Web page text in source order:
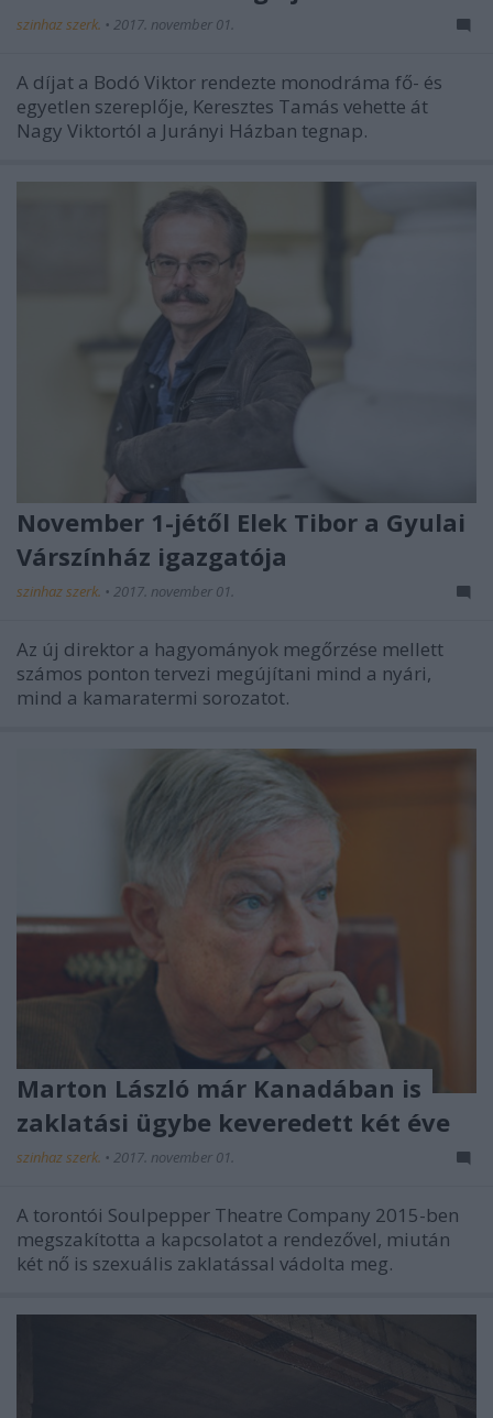
szinhaz szerk. • 2017. november 01.
A díjat a Bodó Viktor rendezte monodráma fő- és
egyetlen szereplője, Keresztes Tamás vehette át
Nagy Viktortól a Jurányi Házban tegnap.
November 1-jétől Elek Tibor a Gyulai
Várszínház igazgatója
szinhaz szerk. • 2017. november 01.
Az új direktor a hagyományok megőrzése mellett
számos ponton tervezi megújítani mind a nyári,
mind a kamaratermi sorozatot.
Marton László már Kanadában is
zaklatási ügybe keveredett két éve
szinhaz szerk. • 2017. november 01.
A torontói Soulpepper Theatre Company 2015-ben
megszakította a kapcsolatot a rendezővel, miután
két nő is szexuális zaklatással vádolta meg.